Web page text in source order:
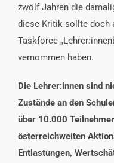
zwölf Jahren die
diese Kritik sollte doch
Taskforce
vernommen haben.
Die Lehrer:innen sind
Zustände an den
über 10.000
österreichweiten
Entlastungen,